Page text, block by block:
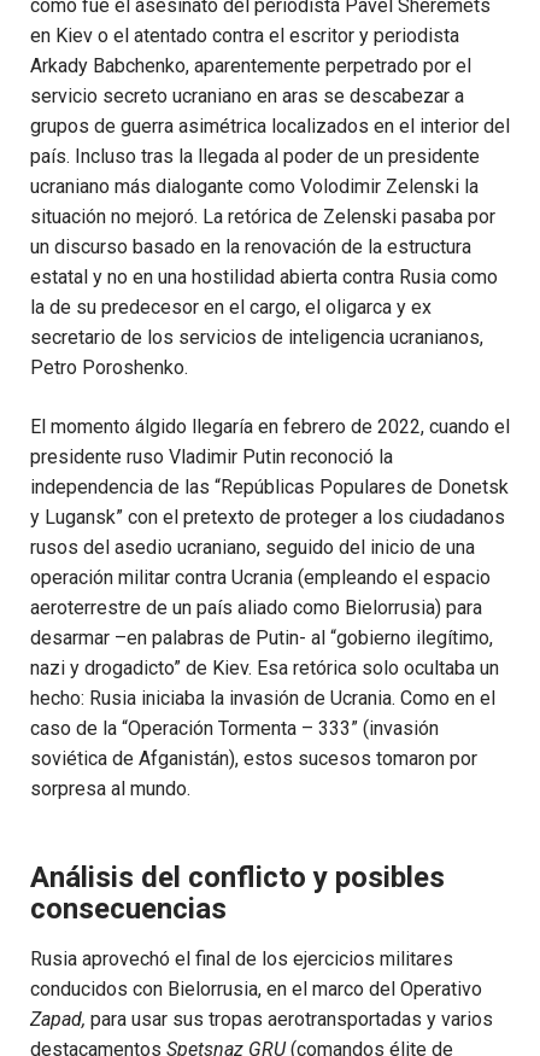
como fue el asesinato del periodista Pavel Sheremets
en Kiev o el atentado contra el escritor y periodista
Arkady Babchenko, aparentemente perpetrado por el
servicio secreto ucraniano en aras se descabezar a
grupos de guerra asimétrica localizados en el interior del
país. Incluso tras la llegada al poder de un presidente
ucraniano más dialogante como Volodimir Zelenski la
situación no mejoró. La retórica de Zelenski pasaba por
un discurso basado en la renovación de la estructura
estatal y no en una hostilidad abierta contra Rusia como
la de su predecesor en el cargo, el oligarca y ex
secretario de los servicios de inteligencia ucranianos,
Petro Poroshenko.
El momento álgido llegaría en febrero de 2022, cuando el
presidente ruso Vladimir Putin reconoció la
independencia de las “Repúblicas Populares de Donetsk
y Lugansk” con el pretexto de proteger a los ciudadanos
rusos del asedio ucraniano, seguido del inicio de una
operación militar contra Ucrania (empleando el espacio
aeroterrestre de un país aliado como Bielorrusia) para
desarmar –en palabras de Putin- al “gobierno ilegítimo,
nazi y drogadicto” de Kiev. Esa retórica solo ocultaba un
hecho: Rusia iniciaba la invasión de Ucrania. Como en el
caso de la “Operación Tormenta – 333” (invasión
soviética de Afganistán), estos sucesos tomaron por
sorpresa al mundo.
Análisis del conflicto y posibles
consecuencias
Rusia aprovechó el final de los ejercicios militares
conducidos con Bielorrusia, en el marco del Operativo
Zapad, para usar sus tropas aerotransportadas y varios
destacamentos Spetsnaz GRU(comandos élite de